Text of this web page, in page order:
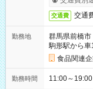
交通費 交通
勤務地
群馬県前橋市
駒形駅から車
食品関連
勤務時間